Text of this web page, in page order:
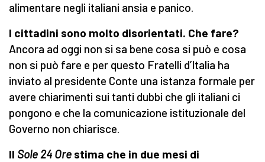
alimentare negli italiani ansia e panico.
I cittadini sono molto disorientati. Che fare?
Ancora ad oggi non si sa bene cosa si può e cosa
non si può fare e per questo Fratelli d’Italia ha
inviato al presidente Conte una istanza formale per
avere chiarimenti sui tanti dubbi che gli italiani ci
pongono e che la comunicazione istituzionale del
Governo non chiarisce.
Il Sole 24 Ore stima che in due mesi di